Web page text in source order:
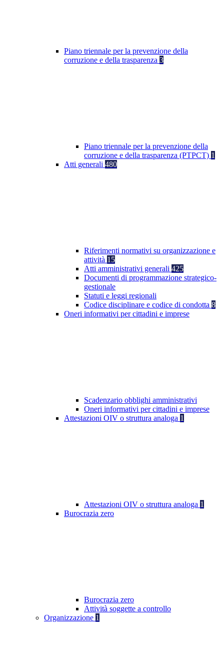
Piano triennale per la prevenzione della
corruzione e della trasparenza 3
Piano triennale per la prevenzione della
corruzione e della trasparenza (PTPCT) 1
Atti generali 480
Riferimenti normativi su organizzazione e
attività 15
Atti amministrativi generali 425
Documenti di programmazione strategico-
gestionale
Statuti e leggi regionali
Codice disciplinare e codice di condotta 8
Oneri informativi per cittadini e imprese
Scadenzario obblighi amministrativi
Oneri informativi per cittadini e imprese
Attestazioni OIV o struttura analoga 1
Attestazioni OIV o struttura analoga 1
Burocrazia zero
Burocrazia zero
Attività soggette a controllo
Organizzazione 1